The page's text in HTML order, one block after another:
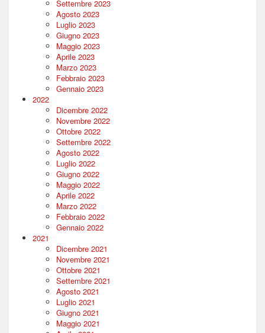
Settembre 2023
Agosto 2023
Luglio 2023
Giugno 2023
Maggio 2023
Aprile 2023
Marzo 2023
Febbraio 2023
Gennaio 2023
2022
Dicembre 2022
Novembre 2022
Ottobre 2022
Settembre 2022
Agosto 2022
Luglio 2022
Giugno 2022
Maggio 2022
Aprile 2022
Marzo 2022
Febbraio 2022
Gennaio 2022
2021
Dicembre 2021
Novembre 2021
Ottobre 2021
Settembre 2021
Agosto 2021
Luglio 2021
Giugno 2021
Maggio 2021